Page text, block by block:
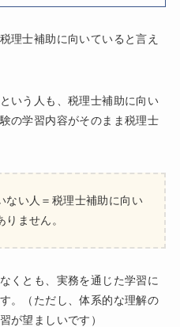
理士補助に向いていると言え
いう人も、税理士補助に向い
の学習内容がそのまま税理士
ない人＝税理士補助に向い
ません。
くとも、実務を通じた学習に
。（ただし、体系的な理解の
が望ましいです）